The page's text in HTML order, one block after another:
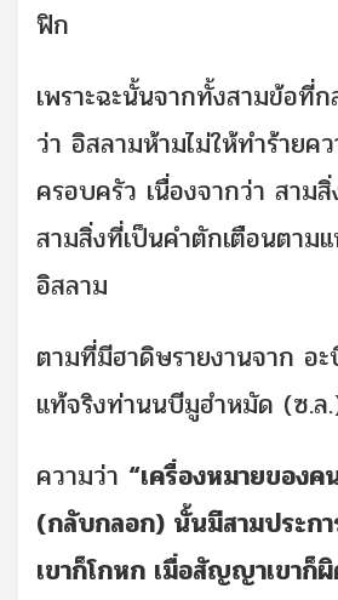
ฟิก
เพราะฉะนั้นจากทั้งสามข้อที่
ว่า อิสลามห้ามไม่ให้ทำร้ายค
ครอบครัว เนื่องจากว่า สาม
สามสิ่งที่เป็นคำตักเตือนตาม
อิสลาม
ตามที่มีฮาดิษรายงานจาก อะ
แท้จริงท่านนบีมูฮำหมัด (ซ.ล
ความว่า “เครื่องหมายของ
(กลับกลอก) นั้นมีสามประก
เขาก็โกหก เมื่อสัญญาเขาก็